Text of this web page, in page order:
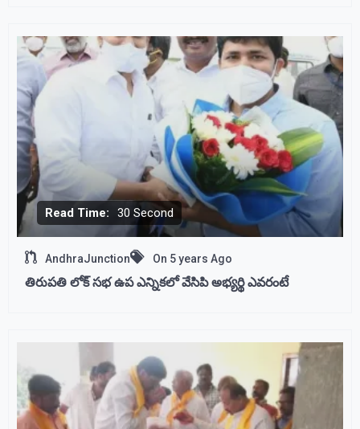
Read Time: 30 Second
AndhraJunction On 5 years Ago
తిరుపతి లోక్ సభ ఉప ఎన్నికలో వేసిపి అభ్యర్థి ఎవరంటే